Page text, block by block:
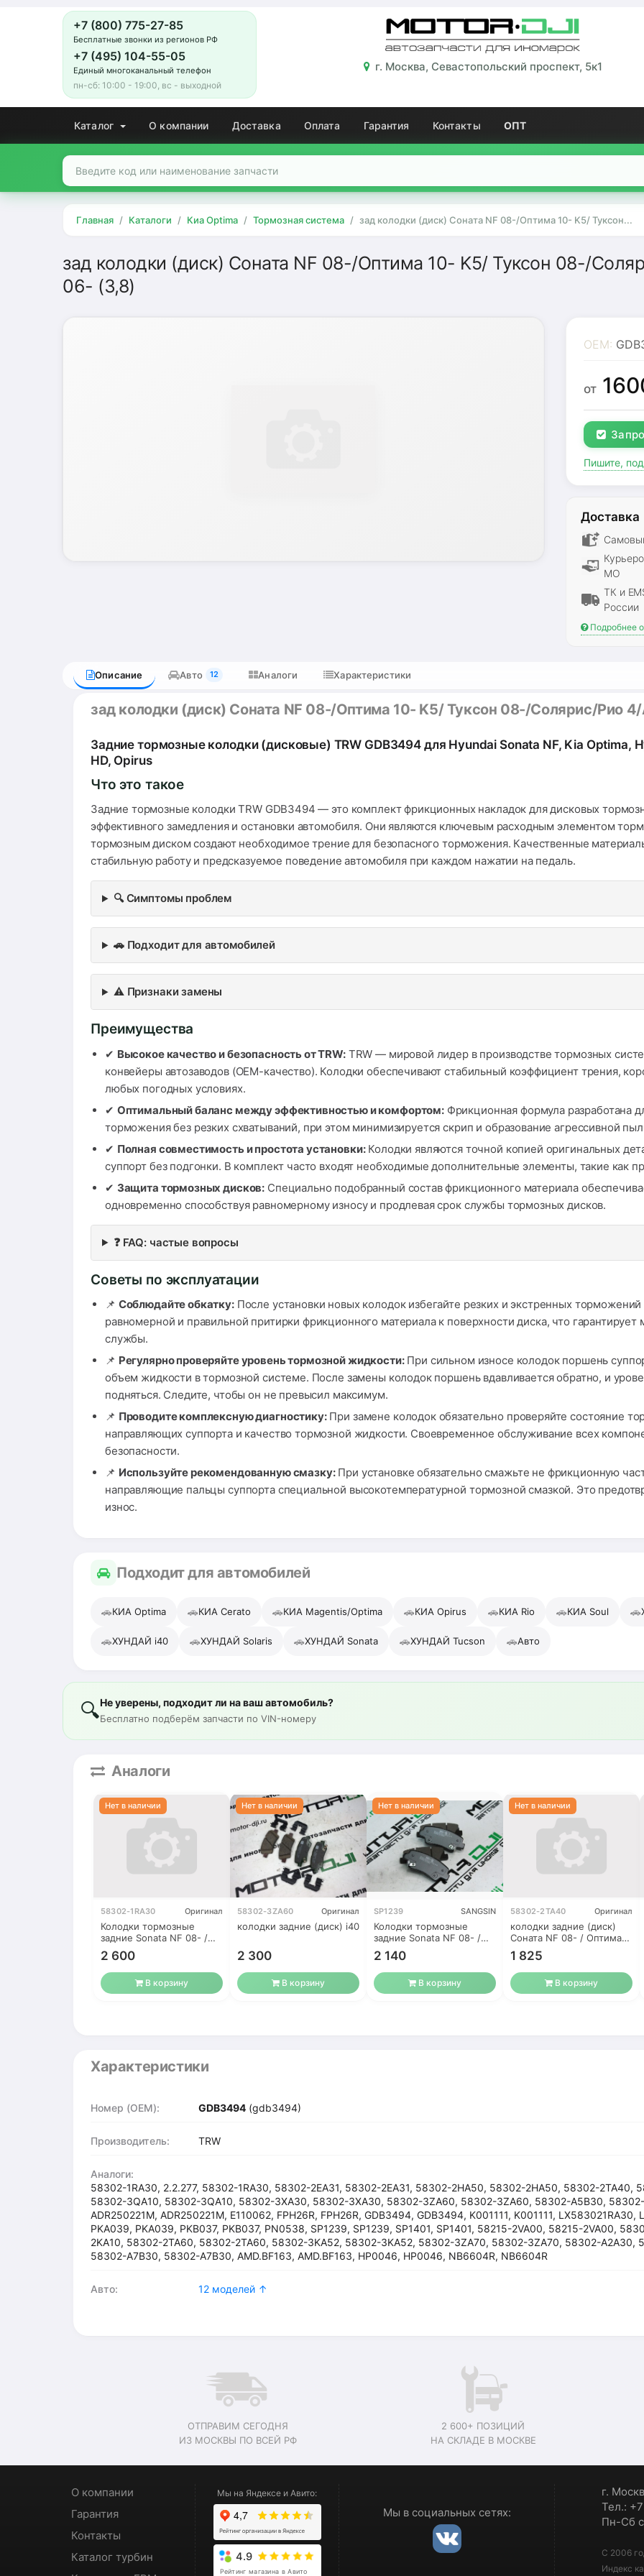
+7 (800) 775-27-85
Бесплатные звонки из регионов РФ
+7 (495) 104-55-05
Единый многоканальный телефон
пн-сб: 10:00 - 19:00, вс - выходной
г. Москва, Севастопольский проспект, 5к1
Каталог О компании Доставка Оплата Гарантия Контакты ОПТ
Главная Каталоги Киа Optima Тормозная система зад колодки (диск) Соната NF 08-/Оптима 10- K5/ Туксон...
зад колодки (диск) Соната NF 08-/Оптима 10- K5/ Туксон 08-/
06- (3,8)
OEM:
от
Пишите,
Доставка
МО
ТК и
России
Подробнее о
Описание Авто 12 Аналоги Характеристики
зад колодки (диск) Соната NF 08-/Оптима 10- K5/ Туксон 08-/Солярис/Рио
Задние тормозные колодки (дисковые) TRW GDB3494 для Hyundai Sonata NF, Kia Optima,
HD, Opirus
Что это такое
Задние тормозные колодки TRW GDB3494 — это комплект фрикционных накладок для дисковых
эффективного замедления и остановки автомобиля. Они являются ключевым расходным элементом
тормозным диском создают необходимое трение для безопасного торможения. Качественные
стабильную работу и предсказуемое поведение автомобиля при каждом нажатии на педаль.
🔍 Симптомы проблем
🚗 Подходит для автомобилей
⚠️ Признаки замены
Преимущества
✔ Высокое качество и безопасность от TRW:TRW — мировой лидер в производстве тормозных
конвейеры автозаводов (OEM-качество). Колодки обеспечивают стабильный коэффициент трения,
любых погодных условиях.
✔ Оптимальный баланс между эффективностью и комфортом:Фрикционная формула разработана
торможения без резких схватываний, при этом минимизируется скрип и образование агрессивной
✔ Полная совместимость и простота установки:Колодки являются точной копией оригинальных
суппорт без подгонки. В комплект часто входят необходимые дополнительные элементы, такие как
✔ Защита тормозных дисков: Специально подобранный состав фрикционного материала
одновременно способствуя равномерному износу и продлевая срок службы тормозных дисков.
❓ FAQ: частые вопросы
Советы по эксплуатации
📌 Соблюдайте обкатку:После установки новых колодок избегайте резких и экстренных
равномерной и правильной притирки фрикционного материала к поверхности диска, что
службы.
📌 Регулярно проверяйте уровень тормозной жидкости:При сильном износе колодок поршень
объем жидкости в тормозной системе. После замены колодок поршень вдавливается обратно, и
подняться. Следите, чтобы он не превысил максимум.
📌 Проводите комплексную диагностику:При замене колодок обязательно проверяйте состояние
направляющих суппорта и качество тормозной жидкости. Своевременное обслуживание всех
безопасности.
📌 Используйте рекомендованную смазку:При установке обязательно смажьте не фрикционную
направляющие пальцы суппорта специальной высокотемпературной тормозной смазкой. Это
износ.
Подходит для автомобилей
🚗КИА Optima 🚗КИА Cerato 🚗КИА Magentis/Optima 🚗КИА Opirus 🚗КИА Rio 🚗КИА Soul 🚗
🚗ХУНДАЙ i40 🚗ХУНДАЙ Solaris 🚗ХУНДАЙ Sonata 🚗ХУНДАЙ Tucson 🚗Авто
🔍Не уверены, подходит ли на ваш автомобиль?
Бесплатно подберём запчасти по VIN-номеру
Аналоги
58302-1RA30 Оригинал
Колодки тормозные
задние Sonata NF 08- /
Tucson 08- / Solaris
2 600
В корзину
58302-3ZA60 Оригинал
колодки задние (диск) i40
2 300
В корзину
SP1239 SANGSIN
Колодки тормозные
задние Sonata NF 08- /
Tucson 08- / Solaris
2 140
В корзину
58302-2TA40 Оригинал
колодки задние (диск)
Соната NF 08- / Оптима
10- K5
1 825
В корзину
Характеристики
Номер (OEM): GDB3494 (gdb3494)
Производитель: TRW
Аналоги:
58302-1RA30, 2.2.277, 58302-1RA30, 58302-2EA31, 58302-2EA31, 58302-2HA50, 58302-2HA50, 58302-2TA40,
58302-3QA10, 58302-3QA10, 58302-3XA30, 58302-3XA30, 58302-3ZA60, 58302-3ZA60, 58302-A5B30,
ADR250221M, ADR250221M, E110062, FPH26R, FPH26R, GDB3494, GDB3494, K001111, K001111,
PKA039, PKA039, PKB037, PKB037, PN0538, SP1239, SP1239, SP1401, SP1401, 58215-2VA00, 58215-2VA00,
2KA10, 58302-2TA60, 58302-2TA60, 58302-3KA52, 58302-3KA52, 58302-3ZA70, 58302-3ZA70, 58302-A2A30,
58302-A7B30, 58302-A7B30, AMD.BF163, AMD.BF163, HP0046, HP0046, NB6604R, NB6604R
Авто: 12 моделей ↑
ОТПРАВИМ СЕГОДНЯ
ИЗ МОСКВЫ ПО ВСЕЙ РФ
2 600+ ПОЗИЦИЙ
НА СКЛАДЕ В МОСКВЕ
О компании
Гарантия
Контакты
Каталог турбин
Мы на Яндексе и Авито:
4.9
Рейтинг магазина в Авито
Мы в социальных сетях:
г.
Тел.:
Пн-Сб
С 2006
Индекс